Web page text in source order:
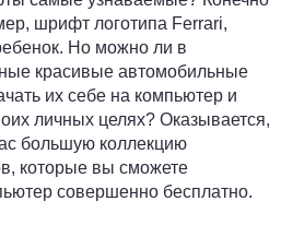
шрифт логотипа Ferrari,
Но можно ли в
красивые автомобильные
их себе на компьютер и
личных целях? Оказывается,
большую коллекцию
которые вы сможете
совершенно бесплатно.